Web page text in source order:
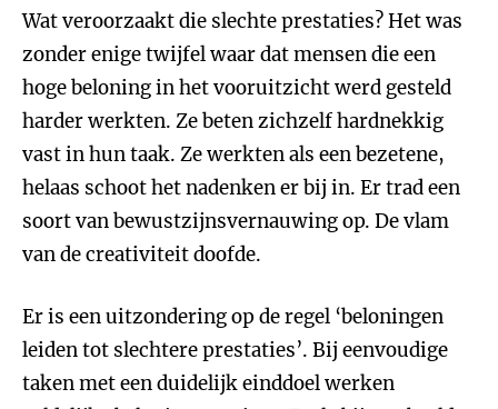
Wat veroorzaakt die slechte prestaties? Het was
zonder enige twijfel waar dat mensen die een
hoge beloning in het vooruitzicht werd gesteld
harder werkten. Ze beten zichzelf hardnekkig
vast in hun taak. Ze werkten als een bezetene,
helaas schoot het nadenken er bij in. Er trad een
soort van bewustzijnsvernauwing op. De vlam
van de creativiteit doofde.
Er is een uitzondering op de regel ‘beloningen
leiden tot slechtere prestaties’. Bij eenvoudige
taken met een duidelijk einddoel werken